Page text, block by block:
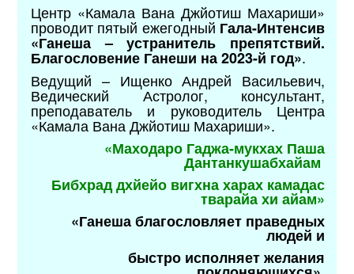
Центр «Камала Вана Джйотиш Махариши»
проводит пятый ежегодный Гала-Интенсив
«Ганеша – устранитель препятствий.
Благословение Ганеши на 2023-й год».
Ведущий – Ищенко Андрей Васильевич,
Ведический Астролог, консультант,
преподаватель и руководитель Центра
«Камала Вана Джйотиш Махариши».
«Маходаро Гаджа-мукхах Паша
Дантанкушабхайам
Бибхрад дхйейо вигхна харах камадас
тварайа хи айам»
«Ганеша благословляет праведных
людей и
быстро исполняет желания